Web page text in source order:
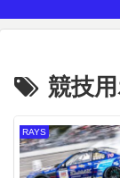
競技
RAYS